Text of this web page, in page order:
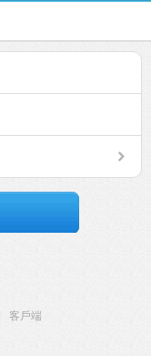
客戶端